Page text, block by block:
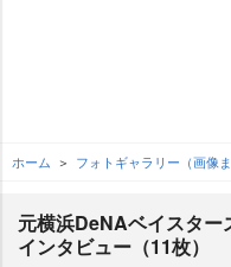
ホーム フォトギャラリー（画像ま
元横浜DeNAベイスター
インタビュー（11枚）